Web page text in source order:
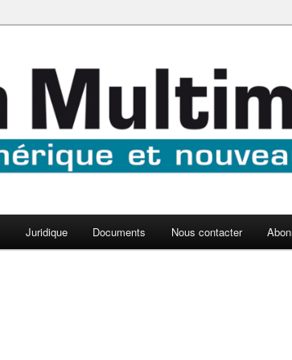
Juridique Documents Nous contacter